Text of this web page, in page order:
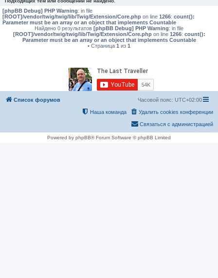
[phpBB Debug] PHP Warning: in file
[ROOT]/vendor/twig/twig/lib/Twig/Extension/Core.php on line 1266: count():
Parameter must be an array or an object that implements Countable
Найдено 0 результатов [phpBB Debug] PHP Warning: in file
[ROOT]/vendor/twig/twig/lib/Twig/Extension/Core.phpon line 1266: count():
Parameter must be an array or an object that implements Countable
• Страница 1 из 1
Список форумов Часовой пояс: UTC+02:00
Удалить cookies конференции
Наша команда
Связаться с администрацией
Powered by phpBB® Forum Software © phpBB Limited